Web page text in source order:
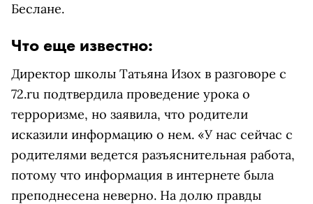
Беслане.
Что еще известно:
Директор школы Татьяна Изох в разговоре с
72.ru подтвердила проведение урока о
терроризме, но заявила, что родители
исказили информацию о нем. «У нас сейчас с
родителями ведется разъяснительная работа,
потому что информация в интернете была
преподнесена неверно. На долю правды